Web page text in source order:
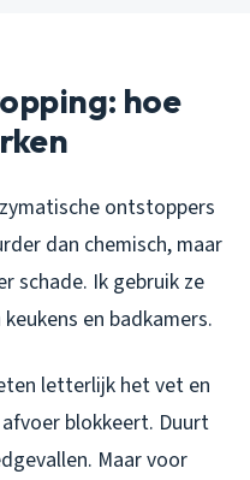
hoe
ontstoppers
dan chemisch, maar
schade. Ik gebruik ze
en badkamers.
letterlijk het vet en
blokkeert. Duurt
Maar voor